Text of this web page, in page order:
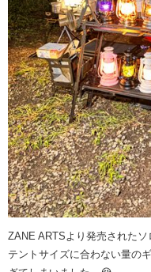
ZANE ARTSより発売されたソ
テントサイズに合わない量の